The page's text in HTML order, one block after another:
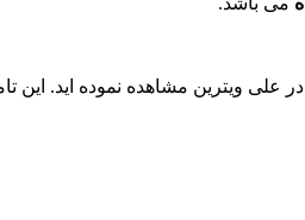
علی ویترین مشاهده نموده اید.